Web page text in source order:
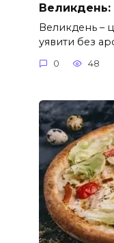
Великдень:
Великдень –
уявити без
0 48